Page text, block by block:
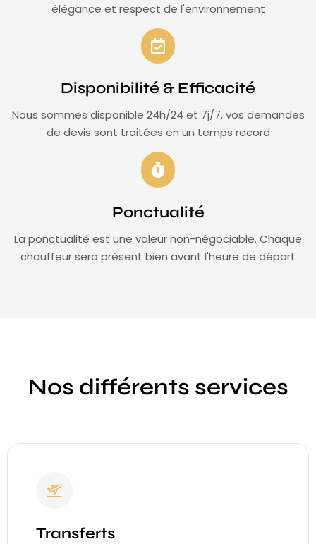
élégance et respect de l'environnement
Disponibilité & Efficacité
Nous sommes disponible 24h/24 et 7j/7, vos demandes
de devis sont traitées en un temps record
Ponctualité
La ponctualité est une valeur non-négociable. Chaque
chauffeur sera présent bien avant l'heure de départ
Nos différents services
Transferts